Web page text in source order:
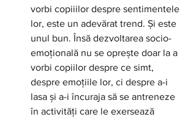
vorbi copiiilor despre sentimentele
lor, este un adevărat trend. Și este
unul bun. Însă dezvoltarea socio-
emoțională nu se oprește doar la a
vorbi copiilor despre ce simt,
despre emoțiile lor, ci despre a-i
lasa și a-i încuraja să se antreneze
în activități care le exersează